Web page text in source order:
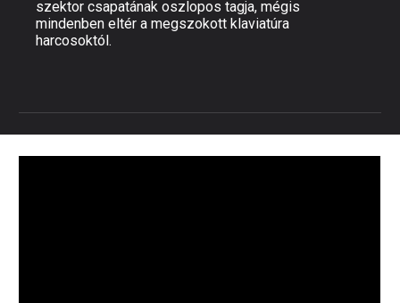
szektor csapatának oszlopos tagja, mégis
mindenben eltér a megszokott klaviatúra
harcosoktól.